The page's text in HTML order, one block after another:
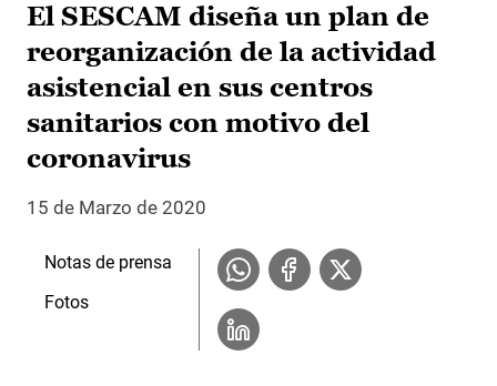
El SESCAM diseña un plan de
reorganización de la actividad
asistencial en sus centros
sanitarios con motivo del
coronavirus
15 de Marzo de 2020
Notas de prensa
Fotos